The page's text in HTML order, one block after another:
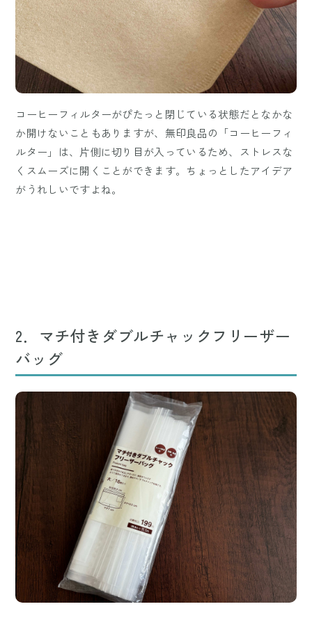
コーヒーフィルターがぴたっと閉じている状態だとなかな
か開けないこともありますが、無印良品の「コーヒーフィ
ルター」は、片側に切り目が入っているため、ストレスな
くスムーズに開くことができます。ちょっとしたアイデア
がうれしいですよね。
2．マチ付きダブルチャックフリーザー
バッグ